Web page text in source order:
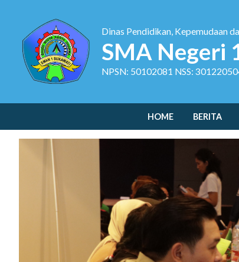
Dinas Pendidikan, Kepemudaan
SMA Negeri
NPSN: 50102081 NSS:
HOME BERITA